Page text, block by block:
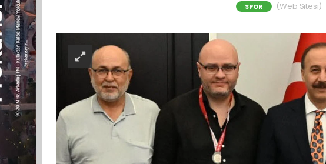
SPOR (Web Sitesi)